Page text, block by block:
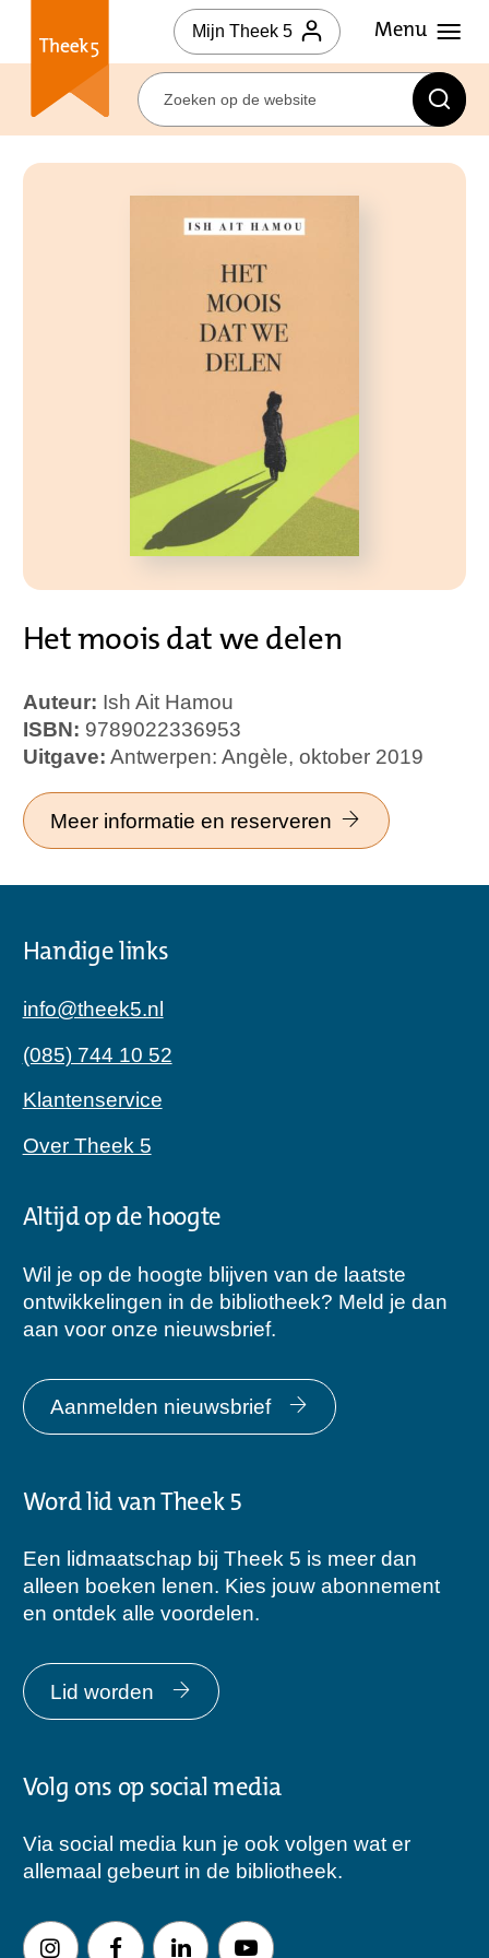
Mijn Theek 5
Het moois dat we delen
Auteur: Ish Ait Hamou
ISBN: 9789022336953
Uitgave: Antwerpen: Angèle, oktober 2019
Meer informatie en reserveren
Handige links
info@theek5.nl
(085) 744 10 52
Klantenservice
Over Theek 5
Altijd op de hoogte
Wil je op de hoogte blijven van de laatste
ontwikkelingen in de bibliotheek? Meld je dan
aan voor onze nieuwsbrief.
Aanmelden nieuwsbrief
Word lid van Theek 5
Een lidmaatschap bij Theek 5 is meer dan
alleen boeken lenen. Kies jouw abonnement
en ontdek alle voordelen.
Lid worden
Volg ons op social media
Via social media kun je ook volgen wat er
allemaal gebeurt in de bibliotheek.